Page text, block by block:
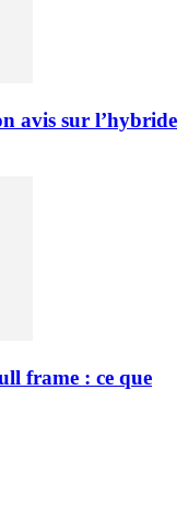
avis sur l’hybride
frame : ce que